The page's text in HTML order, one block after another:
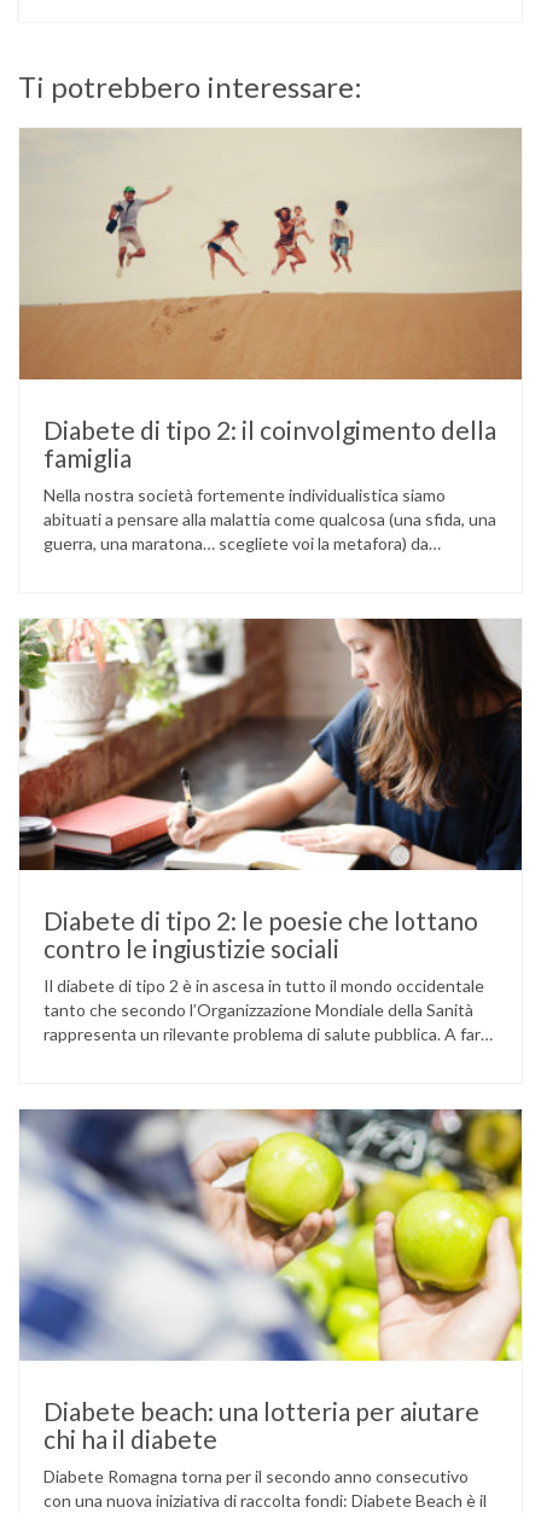
Ti potrebbero interessare:
Diabete di tipo 2: il coinvolgimento della
famiglia
Nella nostra società fortemente individualistica siamo
abituati a pensare alla malattia come qualcosa (una sfida, una
guerra, una maratona… scegliete voi la metafora) da
le avversità della vita può essere un forte stimolo a reagire
con responsabilità …
Diabete di tipo 2: le poesie che lottano
contro le ingiustizie sociali
Il diabete di tipo 2 è in ascesa in tutto il mondo occidentale
tanto che secondo l’Organizzazione Mondiale della Sanità
rappresenta un rilevante problema di salute pubblica. A fare
che la salute non è esclusivamente un problema individuale
Diabete beach: una lotteria per aiutare
chi ha il diabete
Diabete Romagna torna per il secondo anno consecutivo
con una nuova iniziativa di raccolta fondi: Diabete Beach è il